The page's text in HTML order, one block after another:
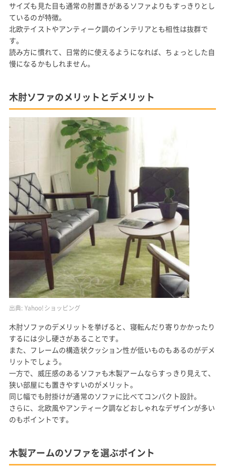
サイズも見た目も通常の肘置きがあるソファよりもすっきりとし
ているのが特徴。
北欧テイストやアンティーク調のインテリアとも相性は抜群で
す。
読み方に慣れて、日常的に使えるようになれば、ちょっとした自
慢になるかもしれません。
木肘ソファのメリットとデメリット
出典: Yahoo!ショッピング
木肘ソファのデメリットを挙げると、寝転んだり寄りかかったり
するには少し硬さがあることです。
また、フレームの構造状クッション性が低いものもあるのがデメ
リットでしょう。
一方で、威圧感のあるソファも木製アームならすっきり見えて、
狭い部屋にも置きやすいのがメリット。
同じ幅でも肘掛けが通常のソファに比べてコンパクト設計。
さらに、北欧風やアンティーク調などおしゃれなデザインが多い
のもポイントです。
木製アームのソファを選ぶポイント